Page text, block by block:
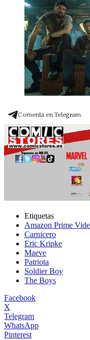
Comenta en Telegram
Etiquetas
Amazon Prime
Carnicero
Eric Kripke
Maeve
Patriota
Soldier Boy
The Boys
Facebook
X
Telegram
WhatsApp
Pinterest